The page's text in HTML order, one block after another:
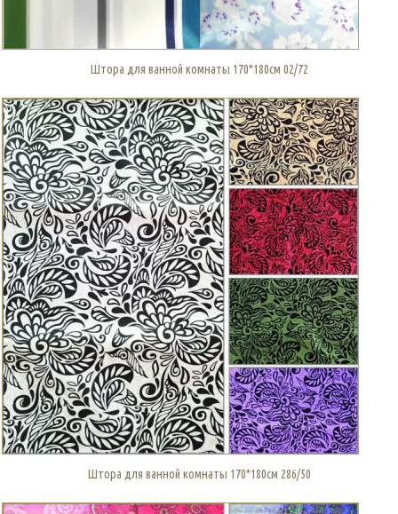
Штора для ванной комнаты 170*180см 02/72
Штора для ванной комнаты 170*180см 286/50